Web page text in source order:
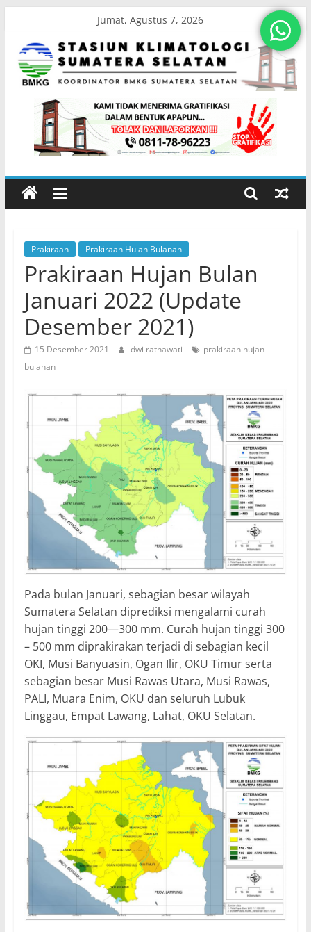
content
Jumat, Agustus 7, 2026
Stasiun
Klimatologi
Sumatera
Koordinator
BMKG
Sumatera
Selatan
Prakiraan Prakiraan Hujan Bulanan
Prakiraan Hujan Bulan
Januari 2022 (Update
Desember 2021)
15 Desember 2021 dwi ratnawati
prakiraan hujan
bulanan
Pada bulan Januari, sebagian besar wilayah
Sumatera Selatan diprediksi mengalami curah
hujan tinggi 200—300 mm. Curah hujan tinggi 300
– 500 mm diprakirakan terjadi di sebagian kecil
OKI, Musi Banyuasin, Ogan Ilir, OKU Timur serta
sebagian besar Musi Rawas Utara, Musi Rawas,
PALI, Muara Enim, OKU dan seluruh Lubuk
Linggau, Empat Lawang, Lahat, OKU Selatan.